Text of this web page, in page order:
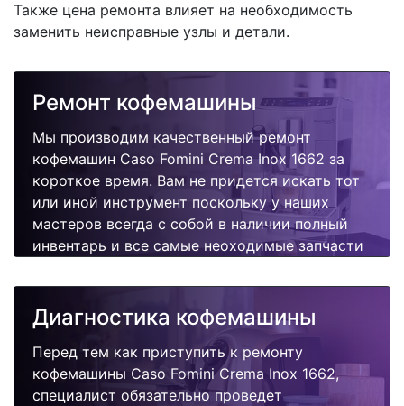
Также цена ремонта влияет на необходимость
заменить неисправные узлы и детали.
Ремонт кофемашины
Мы производим качественный ремонт
кофемашин Caso Fomini Crema Inox 1662 за
короткое время. Вам не придется искать тот
или иной инструмент поскольку у наших
мастеров всегда с собой в наличии полный
инвентарь и все самые неоходимые запчасти
быстро, качественно и недорого.
Диагностика кофемашины
Перед тем как приступить к ремонту
кофемашины Caso Fomini Crema Inox 1662,
специалист обязательно проведет